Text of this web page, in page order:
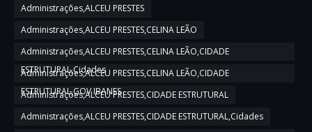
Administrações,ALCEU PRESTES
Administrações,ALCEU PRESTES,CELINA LEÃO
Administrações,ALCEU PRESTES,CELINA LEÃO,CIDADE
ESTRUTURAL,Cidades
Administrações,ALCEU PRESTES,CELINA LEÃO,CIDADE
ESTRUTURAL,GOV IBANES
Administrações,ALCEU PRESTES,CIDADE ESTRUTURAL
Administrações,ALCEU PRESTES,CIDADE ESTRUTURAL,Cidades